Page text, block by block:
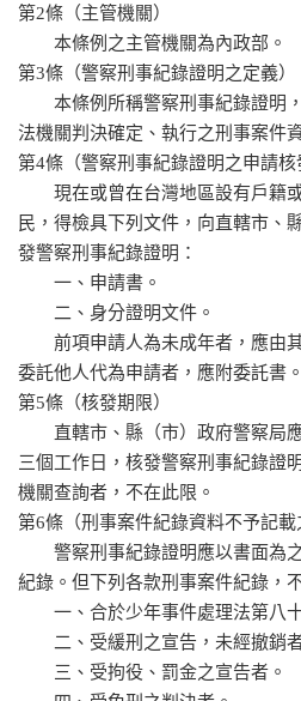
第2條（主管機關）
本條例之主管機關為內政部。
第3條（警察刑事紀錄證明之定義）
本條例所稱警察刑事紀錄證明，
法機關判決確定、執行之刑事案件
第4條（警察刑事紀錄證明之申請核
現在或曾在台灣地區設有戶籍或
民，得檢具下列文件，向直轄市、
發警察刑事紀錄證明：
一、申請書。
二、身分證明文件。
前項申請人為未成年者，應由其
委託他人代為申請者，應附委託書。
第5條（核發期限）
直轄市、縣（市）政府警察局應
三個工作日，核發警察刑事紀錄證
機關查詢者，不在此限。
第6條（刑事案件紀錄資料不予記載
警察刑事紀錄證明應以書面為之
紀錄。但下列各款刑事案件紀錄，
一、合於少年事件處理法第八十
二、受緩刑之宣告，未經撤銷者
三、受拘役、罰金之宣告者。